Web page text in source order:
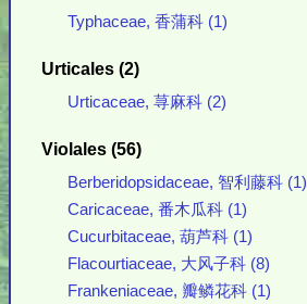
Typhaceae, 香蒲科 (1)
Urticales (2)
Urticaceae, 荨麻科 (2)
Violales (56)
Berberidopsidaceae, 智利藤科 (1)
Caricaceae, 番木瓜科 (1)
Cucurbitaceae, 葫芦科 (1)
Flacourtiaceae, 大风子科 (8)
Frankeniaceae, 瓣鳞花科 (1)